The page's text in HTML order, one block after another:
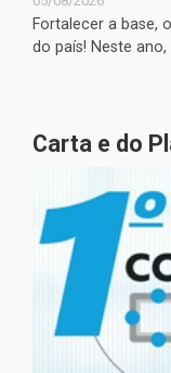
Fortalecer a base,
do país! Neste
Carta e do